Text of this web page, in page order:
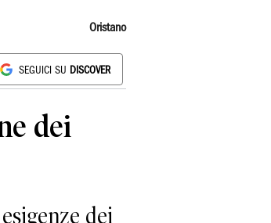
Oristano
SEGUICI SU DISCOVER
dei
dei